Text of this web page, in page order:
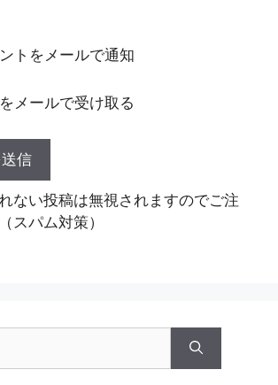
トをメールで通知
メールで受け取る
ない投稿は無視されますのでご注
スパム対策）